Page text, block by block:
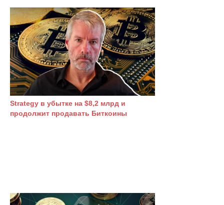
Strategy в убытке на $8,2 млрд и
продолжит продавать Биткоины